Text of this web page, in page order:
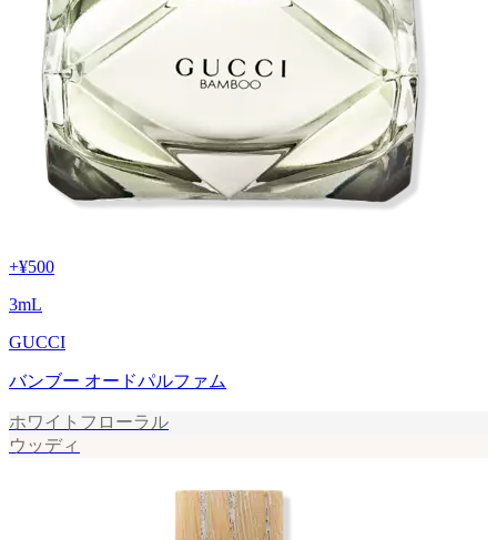
+¥500
3mL
GUCCI
バンブー オードパルファム
ホワイトフローラル
ウッディ